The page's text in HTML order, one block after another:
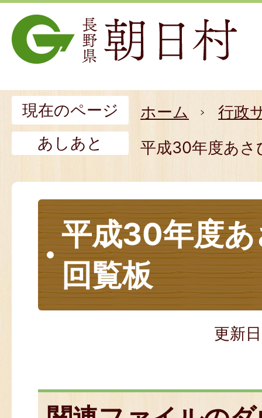
現在のページ ホーム
行政
あしあと
平成30年度あさ
平成30年度
回覧板
更新